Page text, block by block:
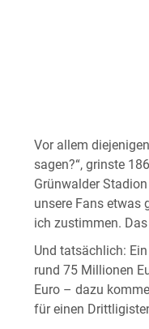
Vor allem
sagen?“, grinste
Grünwalder
unsere Fans etwas
ich zustimmen.
Und tatsächlich:
rund 75 Millionen
Euro – dazu
für einen